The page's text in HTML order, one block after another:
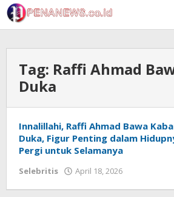
Skip
to
content
Tag: Raffi Ahmad
Duka
Innalillahi, Raffi Ahmad Bawa
Duka, Figur Penting dalam
Pergi untuk Selamanya
Selebritis April 18, 2026